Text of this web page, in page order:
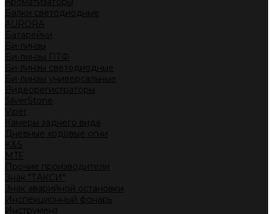
Балки светодиодные
AURORA
Батарейки
Би-линзы
Би-линзы ПТФ
Би-линзы светодиодные
Би-линзы универсальные
Видеорегистраторы
SilverStone
Viper
Камеры заднего вида
Дневные ходовые огни
K&S
MTF
Прочие производители
Знак "ТАКСИ"
Знак аварийной остановки
Инспекционный фонарь
Инструмент